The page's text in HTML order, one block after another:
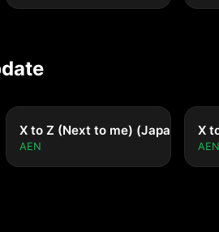
X to Z (Next to me) (Japanese
AEN
X
AEN